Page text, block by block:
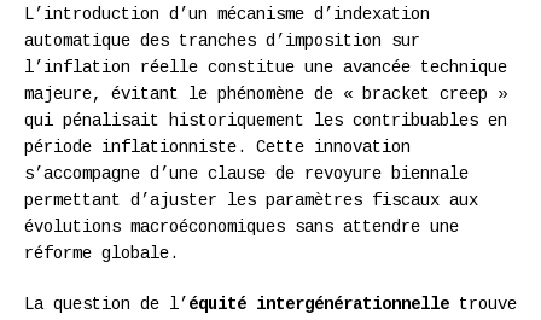
L’introduction d’un mécanisme d’indexation
automatique des tranches d’imposition sur
l’inflation réelle constitue une avancée technique
majeure, évitant le phénomène de « bracket creep »
qui pénalisait historiquement les contribuables en
période inflationniste. Cette innovation
s’accompagne d’une clause de revoyure biennale
permettant d’ajuster les paramètres fiscaux aux
évolutions macroéconomiques sans attendre une
réforme globale.
La question de l’ équité intergénérationnelle trouve